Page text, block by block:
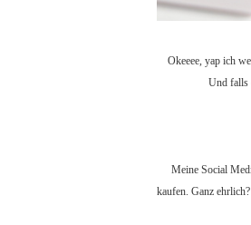
Okeeee, yap ich
Und falls
Meine Social
kaufen. Ganz